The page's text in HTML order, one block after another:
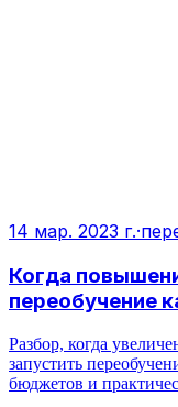
14 мар. 2023 г.·
Когда
переобучение
Разбор, когда
запустить
бюджетов и